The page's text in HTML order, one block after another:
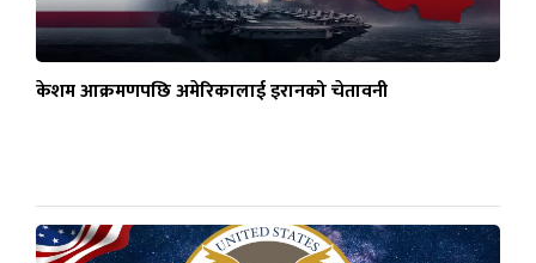
केशम आक्रमणपछि अमेरिकालाई इरानको चेतावनी